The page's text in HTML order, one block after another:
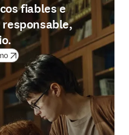
fiables e
(se abre en una nueva pestaña/